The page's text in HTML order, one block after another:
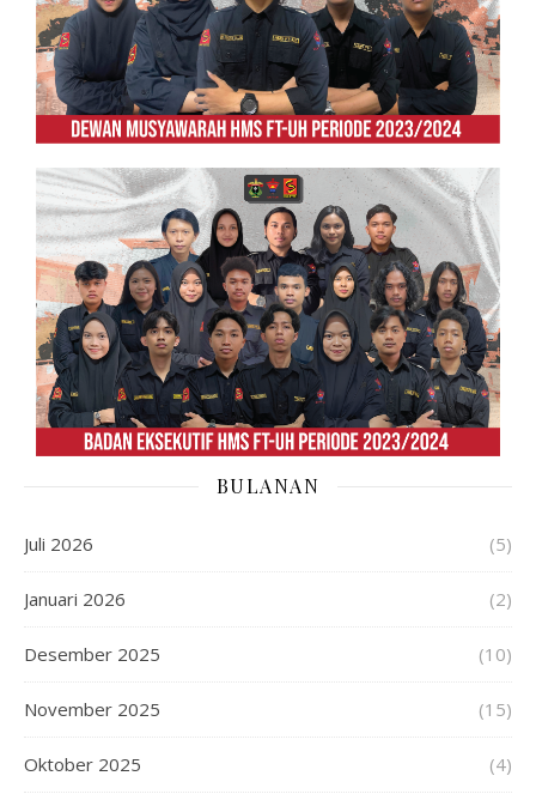
BULANAN
Juli 2026 (5)
Januari 2026 (2)
Desember 2025 (10)
November 2025 (15)
Oktober 2025 (4)